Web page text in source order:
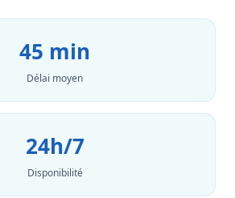
45 min
Délai moyen
24h/7
Disponibilité